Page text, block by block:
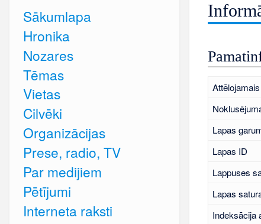
Lapas
Lapas ID
Lappuses
Lapas
Indeksācija
Sākumlapa
Hronika
Nozares
Tēmas
Vietas
Cilvēki
Organizācijas
Prese, radio, TV
Par medijiem
Pētījumi
Interneta raksti